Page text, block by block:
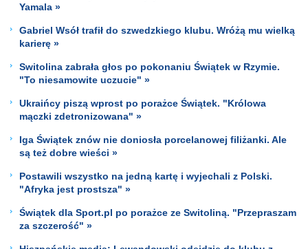
Yamala »
Gabriel Wsół trafił do szwedzkiego klubu. Wróżą mu wielką
karierę »
Switolina zabrała głos po pokonaniu Świątek w Rzymie.
"To niesamowite uczucie" »
Ukraińcy piszą wprost po porażce Świątek. "Królowa
mączki zdetronizowana" »
Iga Świątek znów nie doniosła porcelanowej filiżanki. Ale
są też dobre wieści »
Postawili wszystko na jedną kartę i wyjechali z Polski.
"Afryka jest prostsza" »
Świątek dla Sport.pl po porażce ze Switoliną. "Przepraszam
za szczerość" »